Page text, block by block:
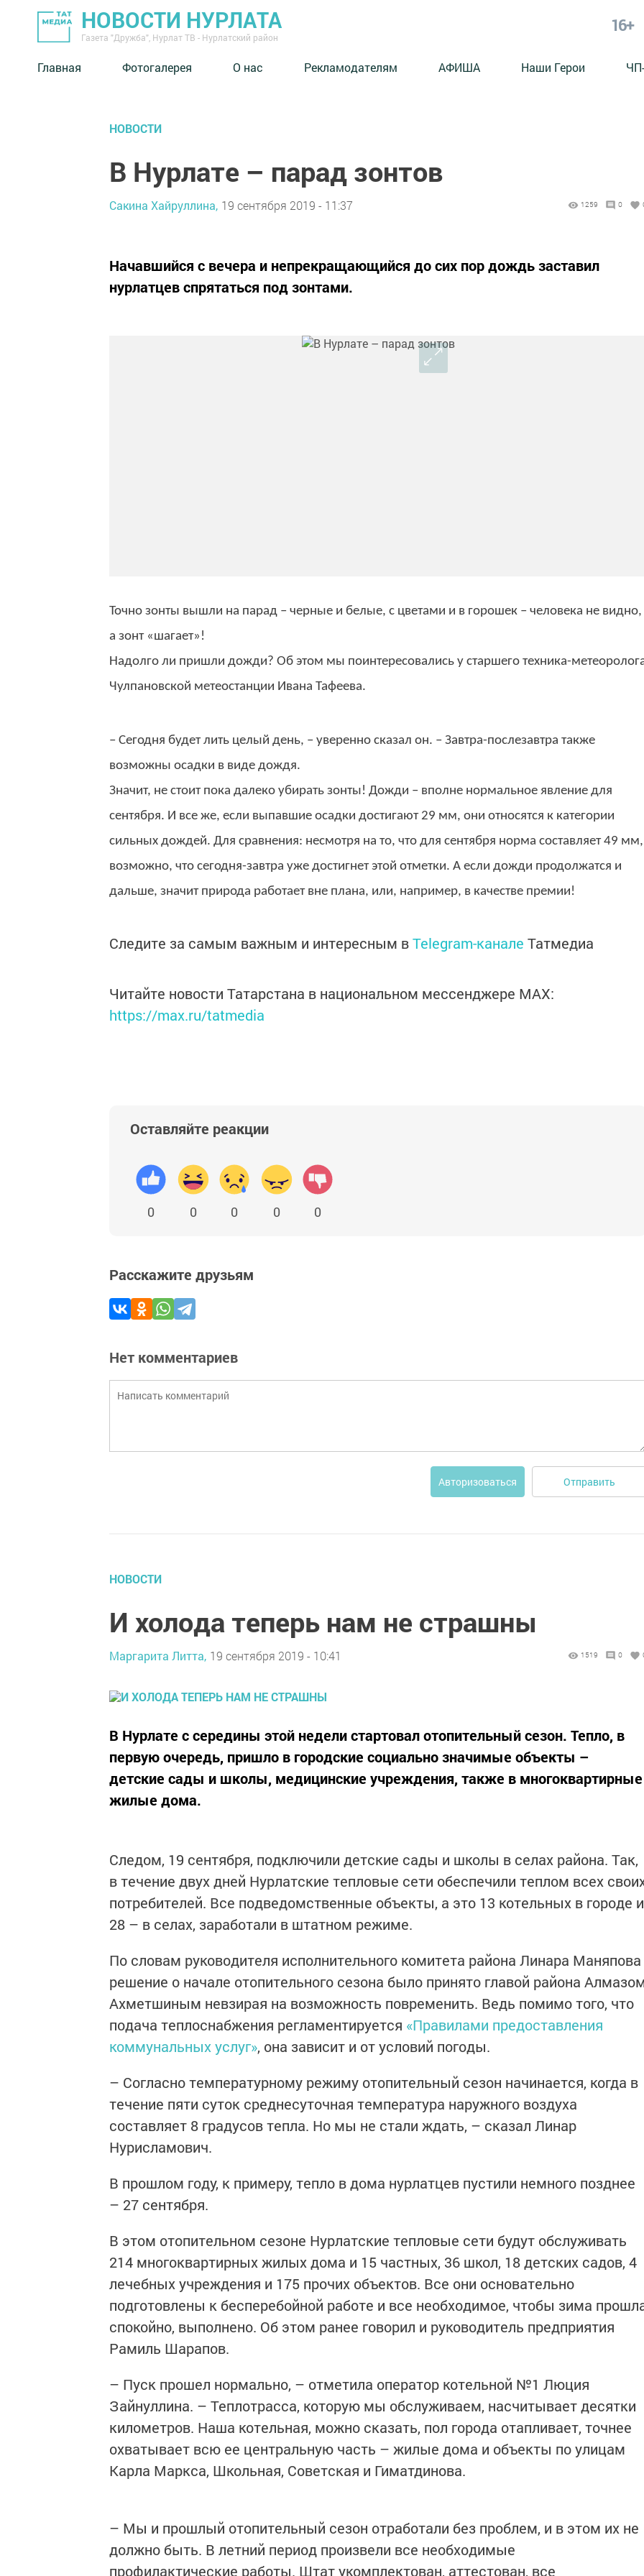
НОВОСТИ НУРЛАТА
Газета "Дружба", Нурлат ТВ - Нурлатский район
16+
Главная Фотогалерея О нас Рекламодателям АФИША Наши Герои
НОВОСТИ
В Нурлате – парад зонтов
Сакина Хайруллина, 19 сентября 2019 - 11:37 1259 0
Начавшийся с вечера и непрекращающийся до сих пор дождь заставил
нурлатцев спрятаться под зонтами.
Точно зонты вышли на парад – черные и белые, с цветами и в горошек – человека не видно,
а зонт «шагает»!
Надолго ли пришли дожди? Об этом мы поинтересовались у старшего техника-
Чулпановской метеостанции Ивана Тафеева.
– Сегодня будет лить целый день, – уверенно сказал он. – Завтра-послезавтра также
возможны осадки в виде дождя.
Значит, не стоит пока далеко убирать зонты! Дожди – вполне нормальное явление для
сентября. И все же, если выпавшие осадки достигают 29 мм, они относятся к категории
сильных дождей. Для сравнения: несмотря на то, что для сентября норма составляет 49 мм,
возможно, что сегодня-завтра уже достигнет этой отметки. А если дожди продолжатся и
дальше, значит природа работает вне плана, или, например, в качестве премии!
Следите за самым важным и интересным вTelegram-канале Татмедиа
Читайте новости Татарстана в национальном мессенджере MАХ:
https://max.ru/tatmedia
Оставляйте реакции
0 0 0 0 0
Расскажите друзьям
Нет комментариев
Авторизоваться Отправить
НОВОСТИ
И холода теперь нам не страшны
Маргарита Литта, 19 сентября 2019 - 10:41 1519 0
В Нурлате с середины этой недели стартовал отопительный сезон. Тепло, в
первую очередь, пришло в городские социально значимые объекты –
детские сады и школы, медицинские учреждения, также в многоквартирные
жилые дома.
Следом, 19 сентября, подключили детские сады и школы в селах района. Так,
в течение двух дней Нурлатские тепловые сети обеспечили теплом всех
потребителей. Все подведомственные объекты, а это 13 котельных в городе и
28 – в селах, заработали в штатном режиме.
По словам руководителя исполнительного комитета района Линара Маняпова
решение о начале отопительного сезона было принято главой района
Ахметшиным невзирая на возможность повременить. Ведь помимо того, что
подача теплоснабжения регламентируется «Правилами предоставления
коммунальных услуг», она зависит и от условий погоды.
– Согласно температурному режиму отопительный сезон начинается, когда в
течение пяти суток среднесуточная температура наружного воздуха
составляет 8 градусов тепла. Но мы не стали ждать, – сказал Линар
Нурисламович.
В прошлом году, к примеру, тепло в дома нурлатцев пустили немного позднее
– 27 сентября.
В этом отопительном сезоне Нурлатские тепловые сети будут обслуживать
214 многоквартирных жилых дома и 15 частных, 36 школ, 18 детских садов, 4
лечебных учреждения и 175 прочих объектов. Все они основательно
подготовлены к бесперебойной работе и все необходимое, чтобы зима
спокойно, выполнено. Об этом ранее говорил и руководитель предприятия
Рамиль Шарапов.
– Пуск прошел нормально, – отметила оператор котельной №1 Люция
Зайнуллина. – Теплотрасса, которую мы обслуживаем, насчитывает десятки
километров. Наша котельная, можно сказать, пол города отапливает, точнее
охватывает всю ее центральную часть – жилые дома и объекты по улицам
Карла Маркса, Школьная, Советская и Гиматдинова.
– Мы и прошлый отопительный сезон отработали без проблем, и в этом их не
должно быть. В летний период произвели все необходимые
профилактические работы. Штат укомплектован, аттестован, все